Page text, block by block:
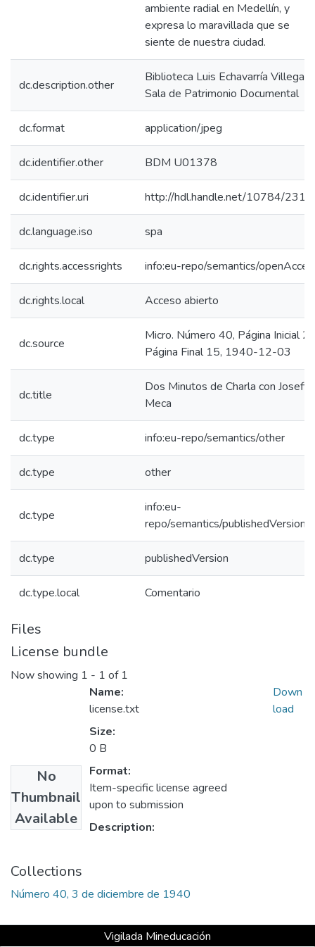
ambiente radial en Medellín, y
expresa lo maravillada que se
siente de nuestra ciudad.
dc.description.other
Biblioteca Luis Echavarría Villegas,
Sala de Patrimonio Documental
dc.format application/jpeg
dc.identifier.other BDM U01378
dc.identifier.uri http://hdl.handle.net/10784/
dc.language.iso spa
dc.rights.accessrights info:eu-repo/semantics/
dc.rights.local Acceso abierto
dc.source
Micro. Número 40, Página Inicial 2,
Página Final 15, 1940-12-03
dc.title
Dos Minutos de Charla con
Meca
dc.type info:eu-repo/semantics/other
dc.type other
dc.type
info:eu-
repo/semantics/publishedVersion
dc.type publishedVersion
dc.type.local Comentario
Files
License bundle
Now showing 1 - 1 of 1
No
Thumbnail
Available
Name:
license.txt
Size:
0 B
Format:
Item-specific license agreed
upon to submission
Description:
Down
load
Collections
Número 40, 3 de diciembre de 1940
Vigilada Mineducación